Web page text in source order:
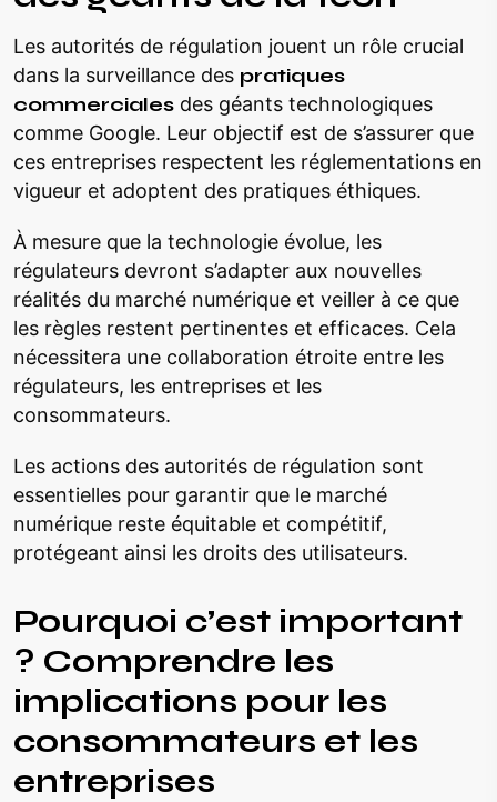
Les autorités de régulation jouent un rôle crucial
dans la surveillance des pratiques
commerciales des géants technologiques
comme Google. Leur objectif est de s’assurer que
ces entreprises respectent les réglementations en
vigueur et adoptent des pratiques éthiques.
À mesure que la technologie évolue, les
régulateurs devront s’adapter aux nouvelles
réalités du marché numérique et veiller à ce que
les règles restent pertinentes et efficaces. Cela
nécessitera une collaboration étroite entre les
régulateurs, les entreprises et les
consommateurs.
Les actions des autorités de régulation sont
essentielles pour garantir que le marché
numérique reste équitable et compétitif,
protégeant ainsi les droits des utilisateurs.
Pourquoi c’est important
? Comprendre les
implications pour les
consommateurs et les
entreprises